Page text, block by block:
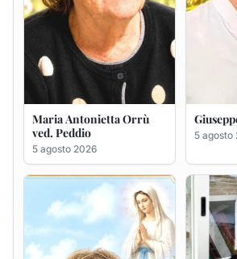
Rosa Maria Usai ved.
D'Attellis
5 agosto 2026
4